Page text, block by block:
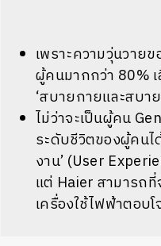
เพราะความวุ่นวาย
ผู้คนมากกว่า 80% เ
‘สบายกายและสบาย
ไม่ว่าจะเป็นผู้คน
ระดับชีวิตของผู้คนไ
งาน’ (User
แต่ Haier สามารถที่
เครื่องใช้ไฟฟ้าตอบ